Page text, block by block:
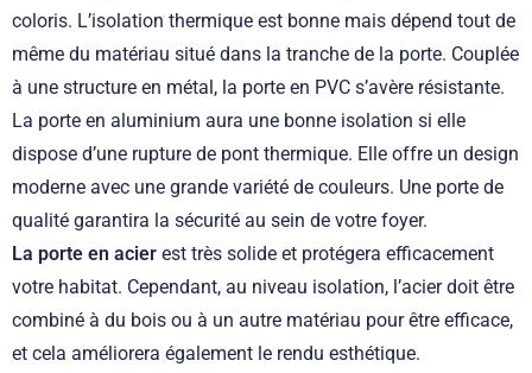
coloris. L’isolation thermique est bonne mais dépend tout de
même du matériau situé dans la tranche de la porte. Couplée
à une structure en métal, la porte en PVC s’avère résistante.
La porte en aluminium aura une bonne isolation si elle
dispose d’une rupture de pont thermique. Elle offre un design
moderne avec une grande variété de couleurs. Une porte de
qualité garantira la sécurité au sein de votre foyer.
La porte en acier est très solide et protégera efficacement
votre habitat. Cependant, au niveau isolation, l’acier doit être
combiné à du bois ou à un autre matériau pour être efficace,
et cela améliorera également le rendu esthétique.